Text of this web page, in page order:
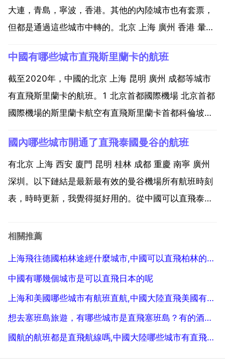
大連，青島，寧波，香港。其他的內陸城市也有套票，
但都是通過這些城市中轉的。北京 上海 廣州 香港 暈，
些機場 重慶機場直飛到日本的航班 1 春秋航空 大阪關
西。2 中國國際航空 大阪關西 東京成田 經停...
中國有哪些城市直飛斯里蘭卡的航班
截至2020年，中國的北京 上海 昆明 廣州 成都等城市
有直飛斯里蘭卡的航班。1 北京首都國際機場 北京首都
國際機場的斯里蘭卡航空有直飛斯里蘭卡首都科倫坡的
國際航點136個 共開通國內航線132條 國際航線120
條。2 上海浦東國際機場 上海...
國內哪些城市開通了直飛泰國曼谷的航班
有北京 上海 西安 廈門 昆明 桂林 成都 重慶 南寧 廣州
深圳。以下鏈結是最新最有效的曼谷機場所有航班時刻
表，時時更新，我覺得挺好用的。從中國可以直飛泰國
亞航 南寧，深圳 亞航 北京 國航 泰航 上海浦東 東航 泰
相關推薦
上海飛往德國柏林途經什麼城市,中國可以直飛柏林的城市
中國有哪幾個城市是可以直飛日本的呢
上海和美國哪些城市有航班直航,中國大陸直飛美國有哪些城市？
想去塞班島旅遊，有哪些城市是直飛塞班島？有的酒店嗎
國航的航班都是直飛航線嗎,中國大陸哪些城市有直飛歐洲的航班